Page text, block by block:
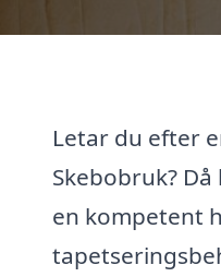
Letar du efter
Skebobruk?
en kompetent